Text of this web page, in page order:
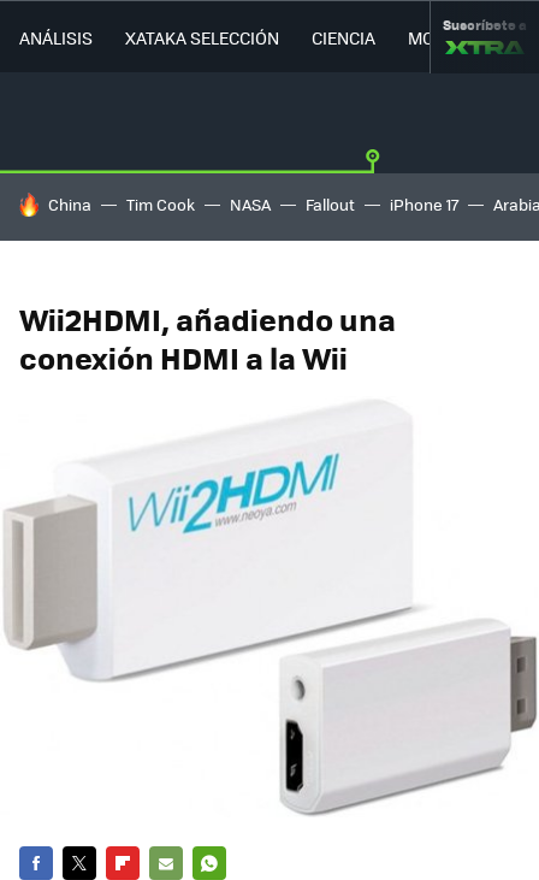
ANÁLISIS XATAKA SELECCIÓN CIENCIA MOVILIDAD
Suscríbete a
HOY SE HABLA DE
China Tim Cook NASA Fallout iPhone 17
Wii2HDMI, añadiendo una
conexión HDMI a la Wii